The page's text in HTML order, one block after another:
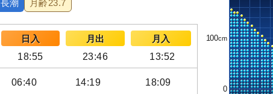
長潮 月齢23.7
日入 月出
月入
18:55 23:46 13:52
06:40 14:19 18:09
100
0